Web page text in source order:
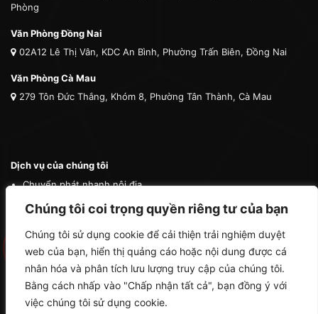
Chúng tôi coi trọng quyền riêng tư của bạn
Chúng tôi sử dụng cookie để cải thiện trải nghiệm duyệt
web của bạn, hiển thị quảng cáo hoặc nội dung được cá
nhân hóa và phân tích lưu lượng truy cập của chúng tôi.
Bằng cách nhấp vào "Chấp nhận tất cả", bạn đồng ý với
việc chúng tôi sử dụng cookie.
Phòng
Văn Phòng Đồng Nai
02A12 Lê Thị Vân, KDC An Bình, Phường Trấn Biên, Đồng Nai
Văn Phòng Cà Mau
279 Tôn Đức Thắng, Khóm 8, Phường Tân Thành, Cà Mau
Dịch vụ của chúng tôi
Chuyển phát nhanh nội địa
Chuyển phát nhanh quốc tế
Vận chuyển thú cưng
Mua hộ hàng nước ngoài